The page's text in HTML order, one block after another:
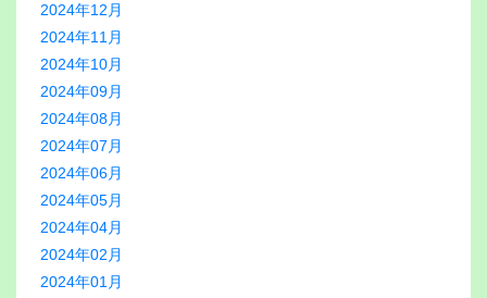
2024年12月
2024年11月
2024年10月
2024年09月
2024年08月
2024年07月
2024年06月
2024年05月
2024年04月
2024年02月
2024年01月